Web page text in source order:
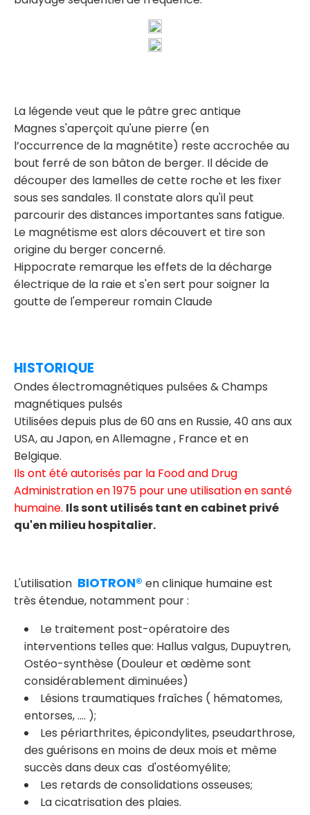
La légende veut que le pâtre grec antique
Magnes s'aperçoit qu'une pierre (en
l’occurrence de la magnétite) reste accrochée au
bout ferré de son bâton de berger. Il décide de
découper des lamelles de cette roche et les fixer
sous ses sandales. Il constate alors qu'il peut
parcourir des distances importantes sans fatigue.
Le magnétisme est alors découvert et tire son
origine du berger concerné.
Hippocrate remarque les effets de la décharge
électrique de la raie et s'en sert pour soigner la
goutte de l'empereur romain Claude
HISTORIQUE
Ondes électromagnétiques pulsées & Champs
magnétiques pulsés
Utilisées depuis plus de 60 ans en Russie, 40 ans aux
USA, au Japon, en Allemagne , France et en
Belgique.
Ils ont été autorisés par la Food and Drug
Administration en 1975 pour une utilisation en santé
humaine. Ils sont utilisés tant en cabinet privé
qu'en milieu hospitalier.
L'utilisation BIOTRON® en clinique humaine est
très étendue, notamment pour :
Le traitement post-opératoire des
interventions telles que: Hallus valgus, Dupuytren,
Ostéo-synthèse (Douleur et œdème sont
considérablement diminuées)
Lésions traumatiques fraîches ( hématomes,
entorses, .... );
Les périarthrites, épicondylites, pseudarthrose,
des guérisons en moins de deux mois et même
succès dans deux cas d'ostéomyélite;
Les retards de consolidations osseuses;
La cicatrisation des plaies.